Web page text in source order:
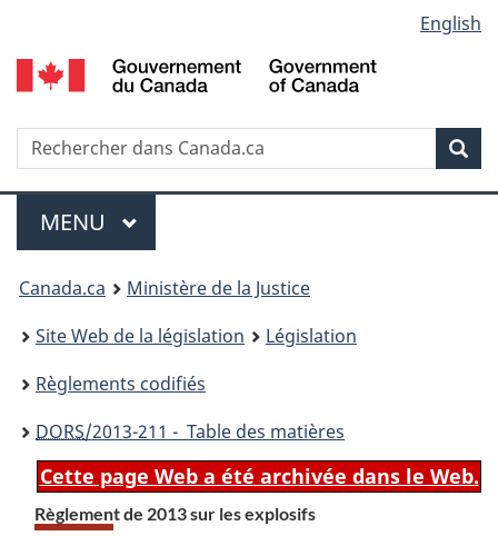
au
contenu
propos
de
la
HTML
simplifiée
selection
English
Recherche
Menu
MENU PRINCIPAL
You
are
here:
Canada.ca
Ministère de la Justice
Site Web de la législation
Législation
Règlements codifiés
DORS/2013-211 - Table des matières
Cette page Web a été archivée dans le Web.
Règlement de 2013 sur les explosifs